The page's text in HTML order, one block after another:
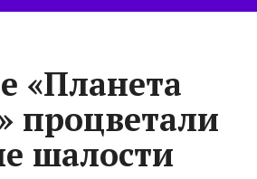
«Планета
процветали
шалости